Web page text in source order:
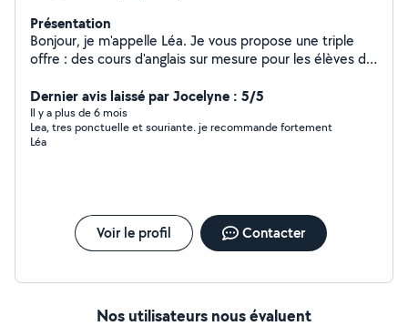
Présentation
Bonjour, je m'appelle Léa. Je vous propose une triple
offre : des cours d'anglais sur mesure pour les élèves de
ainsi que de la photographie en parallèle. N'hésitez pas
à me contacter afin d'obtenir davantage de détails sur la
manière dont nous pouvons travailler ensemble. Faisons
de l'apprentissage une aventure passionnante, de la
Dernier avis laissé par Jocelyne : 5/5
Il y a plus de 6 mois
Lea, tres ponctuelle et souriante. je recommande fortement
Léa
Voir le profil Contacter
Nos utilisateurs nous évaluent